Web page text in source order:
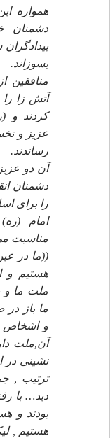
همواره
دشمنان
بسوزاند.
منافقين
آتش زا
كردند و
عزيز و
رساندند.
آن دو
دشمنان
را براى
امام
مناسبت
((ما در
هستيم و
ملت ما و
ما باز در
و اشخاص
آن,ملت
نشينى در
ترتيب ,
ديد… با
بودند و
هستيم ,